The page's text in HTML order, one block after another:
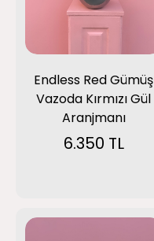
Endless Red Gümüş
Vazoda Kırmızı Gül
Aranjmanı
6.350 TL